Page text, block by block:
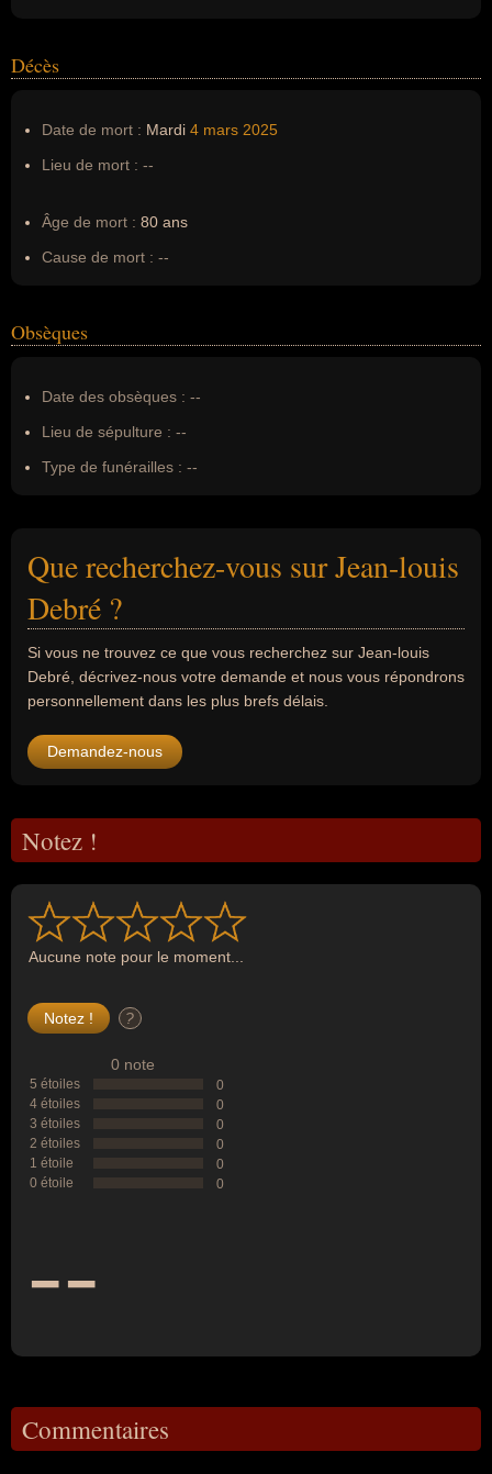
Décès
Date de mort : Mardi 4 mars 2025
Lieu de mort : --
Âge de mort : 80 ans
Cause de mort : --
Obsèques
Date des obsèques : --
Lieu de sépulture : --
Type de funérailles : --
Que recherchez-vous sur Jean-louis
Debré ?
Si vous ne trouvez ce que vous recherchez sur Jean-louis
Debré, décrivez-nous votre demande et nous vous répondrons
personnellement dans les plus brefs délais.
Demandez-nous
Notez !
Aucune note pour le moment...
?
0 note
5 étoiles
0
4 étoiles
0
3 étoiles
0
2 étoiles
0
1 étoile
0
0 étoile
0
--
Commentaires